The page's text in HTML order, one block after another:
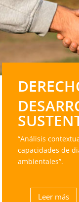
“Análisis
capacidades de
ambientales”.
Leer más